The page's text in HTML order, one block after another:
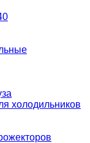
холодильников